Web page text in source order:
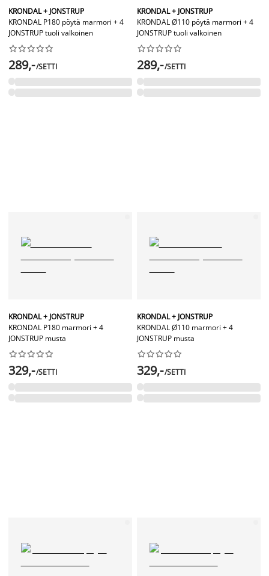
KRONDAL + JONSTRUP
KRONDAL P180 pöytä marmori + 4
JONSTRUP tuoli valkoinen






289,-/SETTI
KRONDAL + JONSTRUP
KRONDAL Ø110 pöytä marmori + 4
JONSTRUP tuoli valkoinen






289,-/SETTI
KRONDAL + JONSTRUP
KRONDAL P180 marmori + 4
JONSTRUP musta






329,-/SETTI
KRONDAL + JONSTRUP
KRONDAL Ø110 marmori + 4
JONSTRUP musta






329,-/SETTI